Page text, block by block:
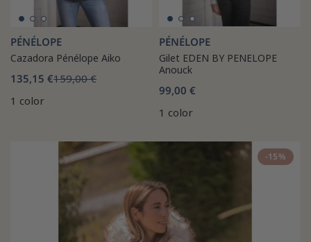
PÉNÉLOPE
Cazadora Pénélope Aiko
135,15 €159,00 €
1 color
PÉNÉLOPE
Gilet EDEN BY PENELOPE
Anouck
99,00 €
1 color
-15%